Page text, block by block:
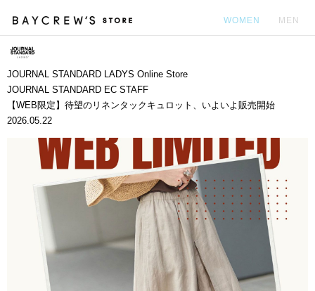
WOMEN MEN
JOURNAL STANDARD LADYS Online Store
JOURNAL STANDARD EC STAFF
【WEB限定】待望のリネンタックキュロット、いよいよ販売開始
2026.05.22